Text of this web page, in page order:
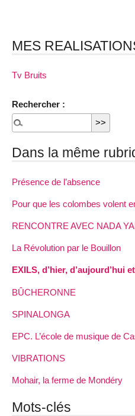
MES
Tv Bruits
Rechercher :
Dans la même
Présence de l’absence
Pour que les colombes volent
RENCONTRE AVEC NADA
La Révolution par le Bouillon
EXILS, d’hier, d’aujourd’hui
BÛCHERONNE
SPINALONGA
EPC. L’école de musique de
VIBRATIONS
Mohair, la ferme de Mondéry
Mots-clés